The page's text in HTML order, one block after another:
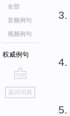
全部
音频例句
视频例句
权威例句
go
top
返回词典